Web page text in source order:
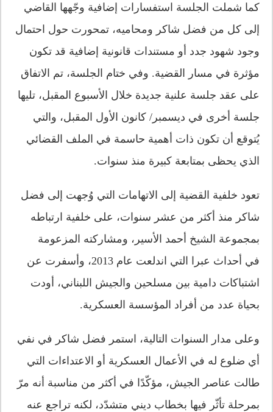
كما شملت الجلسة استفسارات إضافية وجّهها القاضي
إلى كل من فضل شاكر ومحاميه، تمحورت حول احتمال
وجود شهود جدد أو مستندات قانونية إضافية قد تكون
مؤثرة في مسار القضية. وفي ختام الجلسة، تم الاتفاق
على عقد جلسة علنية جديدة خلال الأسبوع المقبل، تليها
جلسة أخرى في ديسمبر/ كانون الأول المقبل، والتي
يُتوقع أن تكون ذات أهمية حاسمة في الملف القضائي
الذي يحظى بمتابعة كبيرة منذ سنوات.
تعود خلفية القضية إلى الاتهامات التي وُجهت إلى فضل
شاكر منذ أكثر من عشر سنوات، على خلفية ارتباطه
بمجموعة الشيخ أحمد الأسير، ومشاركته المزعومة
في أحداث عبرا التي اندلعت عام 2013، وأسفرت عن
اشتباكات دامية بين مسلحين والجيش اللبناني، أودت
بحياة عدد من أفراد المؤسسة العسكرية.
وعلى مدار السنوات التالية، استمر فضل شاكر في نفي
أي ضلوع له في الأعمال العسكرية أو الاعتداءات التي
طالت عناصر الجيش، مؤكّدًا في أكثر من مناسبة أنه مرّ
بمرحلة تأثّر فيها بخطاب ديني متشدّد، لكنه تراجع عنه